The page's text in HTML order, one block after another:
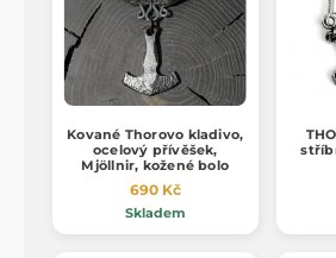
Kované Thorovo kladivo,
ocelový přívěšek,
Mjöllnir, kožené bolo
690 Kč
Skladem